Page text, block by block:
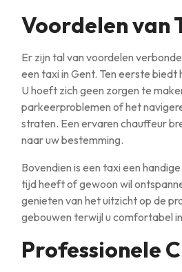
Voordelen van
Er zijn tal van voordelen
een taxi in Gent. Ten eerste
U hoeft zich geen zorgen te
parkeerproblemen of het
straten. Een ervaren chauffeur
naar uw bestemming.
Bovendien is een taxi een
tijd heeft of gewoon wil
genieten van het uitzicht op de
gebouwen terwijl u comfortabel
Professionele